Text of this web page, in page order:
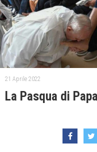
21 Aprile 2022
La Pasqua di